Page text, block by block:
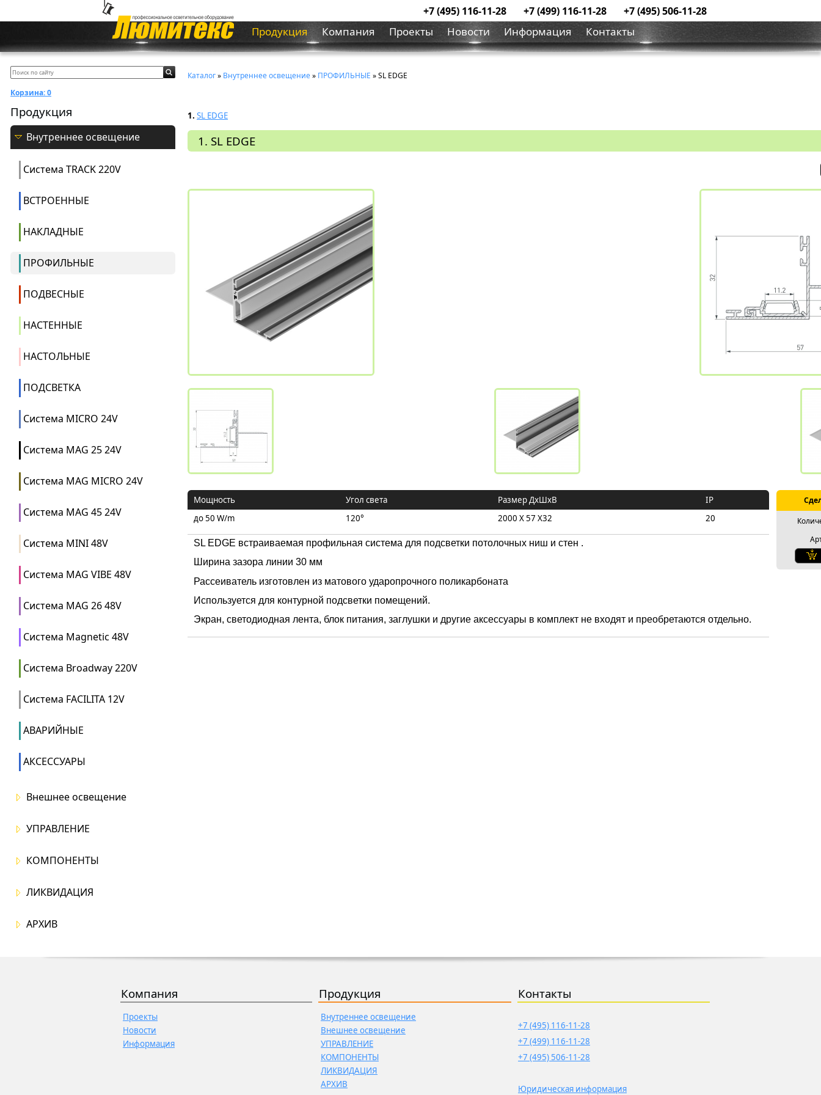
+7 (495) 116-11-28 +7 (499) 116-11-28 +7 (495) 506-11-28
Продукция Компания Проекты Новости Информация Контакты
Корзина:0
Продукция
Внутреннее освещение
Система ТRACK 220V
ВСТРОЕННЫЕ
НАКЛАДНЫЕ
ПРОФИЛЬНЫЕ
ПОДВЕСНЫЕ
НАСТЕННЫЕ
НАСТОЛЬНЫЕ
ПОДСВЕТКА
Система MICRO 24V
Система MAG 25 24V
Система MAG MICRO 24V
Система MAG 45 24V
Система MINI 48V
Система MAG VIBE 48V
Система MAG 26 48V
Система Magnetic 48V
Система Broadway 220V
Система FACILITA 12V
АВАРИЙНЫЕ
АКСЕССУАРЫ
Внешнее освещение
УПРАВЛЕНИЕ
КОМПОНЕНТЫ
ЛИКВИДАЦИЯ
АРХИВ
Каталог» Внутреннее освещение» ПРОФИЛЬНЫЕ » SL EDGE
1. SL EDGE
1. SL EDGE
Мощность Угол света Размер ДхШхB
IP
до 50 W/m
120° 2000 X 57 X32 20
SL EDGE встраиваемая профильная система для подсветки потолочных ниш и стен .
Ширина зазора линии 30 мм
Рассеиватель изготовлен из матового ударопрочного поликарбоната
Используется для контурной подсветки помещений.
Экран, светодиодная лента, блок питания, заглушки и другие аксессуары в комплект не входят и преобретаются отдельно.
Компания Продукция Контакты
Проекты
Новости
Информация
Внутреннее освещение
Внешнее освещение
УПРАВЛЕНИЕ
КОМПОНЕНТЫ
ЛИКВИДАЦИЯ
АРХИВ
+7 (495) 116-11-28
+7 (499) 116-11-28
+7 (495) 506-11-28
Юридическая информация